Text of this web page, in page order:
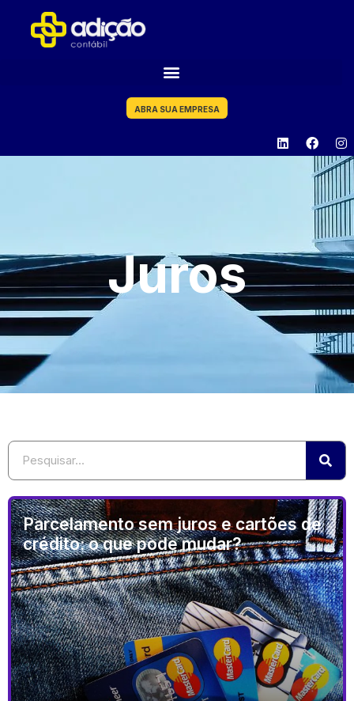
ABRA SUA EMPRESA
Juros
Parcelamento sem juros e cartões de
crédito: o que pode mudar?